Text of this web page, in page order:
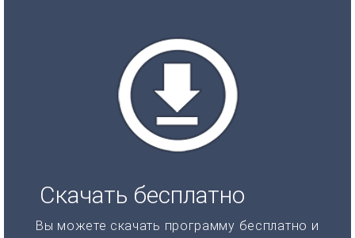
Скачать бесплатно
Вы можете скачать программу бесплатно и